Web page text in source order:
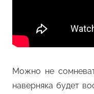
Можно не
наверняка будет